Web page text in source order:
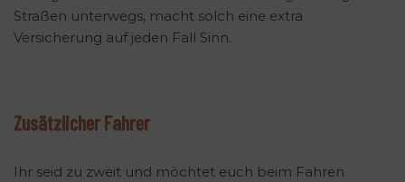
Straßen unterwegs, macht solch eine extra
Versicherung auf jeden Fall Sinn.
Zusätzlicher Fahrer
Ihr seid zu zweit und möchtet euch beim Fahren